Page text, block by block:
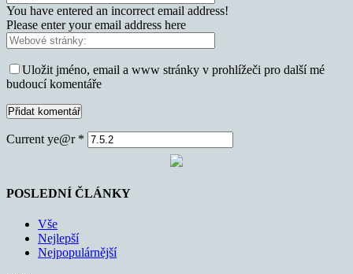
You have entered an incorrect email address!
Please enter your email address here
Uložit jméno, email a www stránky v prohlížeči pro další mé
budoucí komentáře
Current ye@r *
POSLEDNÍ ČLÁNKY
Vše
Nejlepší
Nejpopulárnější